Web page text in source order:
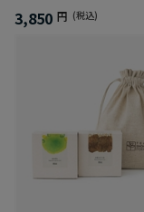
3,850 円 (税込)